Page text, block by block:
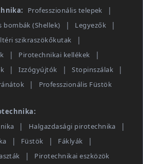
Professzionális telepek
bombák (Shellek)
Legyezők
szikraszökőkutak
Pirotechnikai kellékek
Izzógyújtók
Stopinszálak
Professzionális Füstök
Halgazdasági pirotechnika
Füstök
Fáklyák
Pirotechnikai eszközök